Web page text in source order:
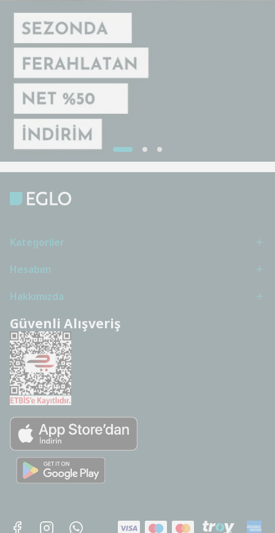
Kategoriler
Hesabım
Hakkımızda
Güvenli Alışveriş